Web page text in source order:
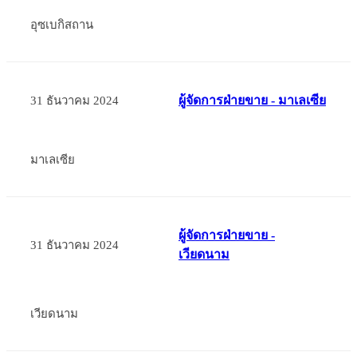
อุซเบกิสถาน
31 ธันวาคม 2024 ผู้จัดการฝ่ายขาย - มาเลเซีย
มาเลเซีย
31 ธันวาคม 2024
ผู้จัดการฝ่ายขาย -
เวียดนาม
เวียดนาม